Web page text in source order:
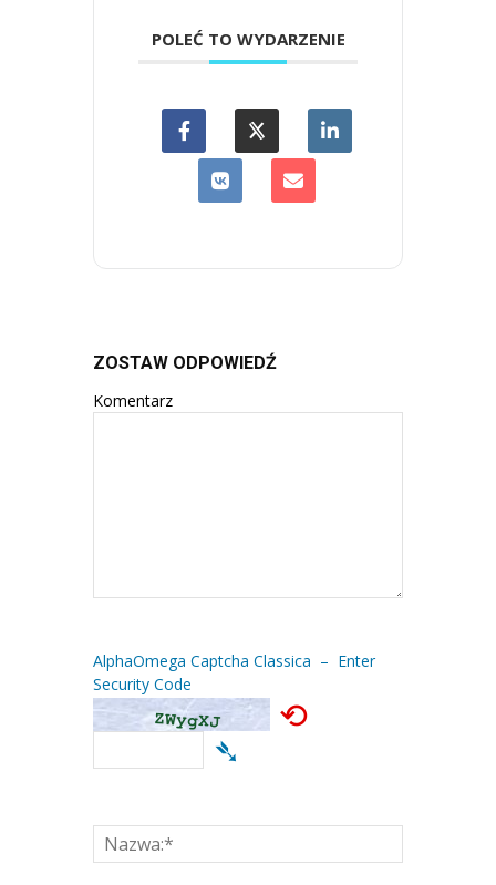
POLEĆ TO WYDARZENIE
ZOSTAW ODPOWIEDŹ
Komentarz
AlphaOmega Captcha Classica – Enter
Security Code
⟲
➴